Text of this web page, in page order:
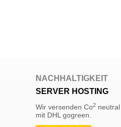
NACHHALTIGKEIT
SERVER HOSTING
Wir versenden Co2 neutral
mit DHL gogreen.